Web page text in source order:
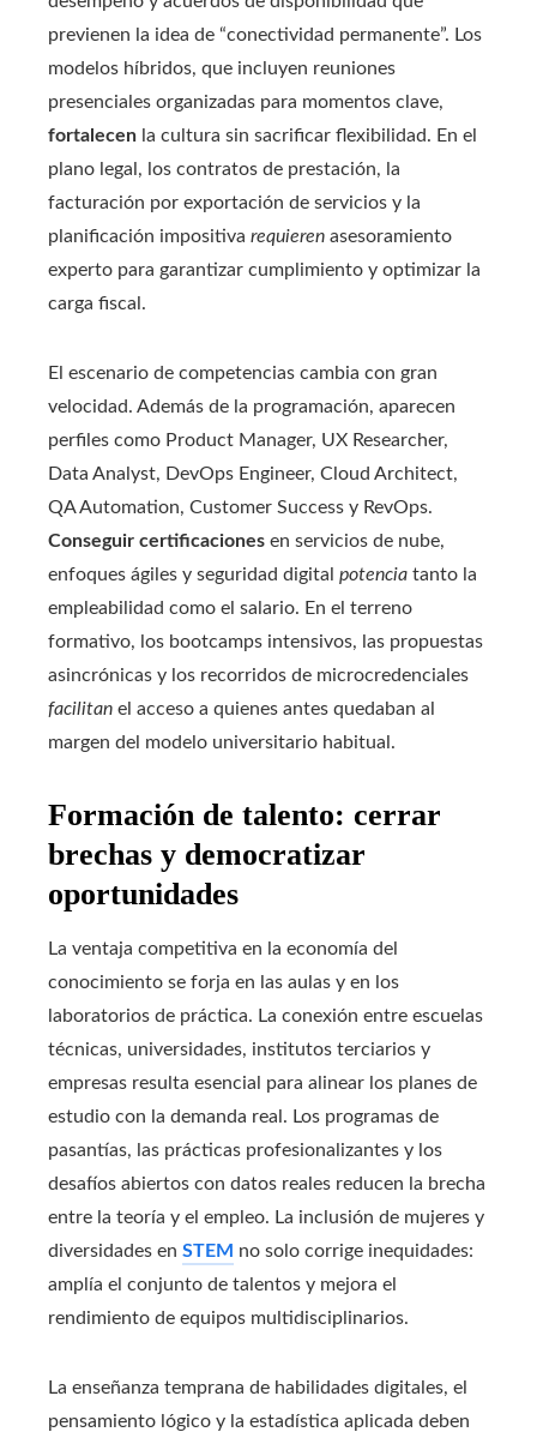
previenen la idea de “conectividad permanente”. Los
modelos híbridos, que incluyen reuniones
presenciales organizadas para momentos clave,
fortalecen la cultura sin sacrificar flexibilidad. En el
plano legal, los contratos de prestación, la
facturación por exportación de servicios y la
planificación impositiva requieren asesoramiento
experto para garantizar cumplimiento y optimizar la
carga fiscal.
El escenario de competencias cambia con gran
velocidad. Además de la programación, aparecen
perfiles como Product Manager, UX Researcher,
Data Analyst, DevOps Engineer, Cloud Architect,
QA Automation, Customer Success y RevOps.
Conseguir certificaciones en servicios de nube,
enfoques ágiles y seguridad digital potencia tanto la
empleabilidad como el salario. En el terreno
formativo, los bootcamps intensivos, las propuestas
asincrónicas y los recorridos de microcredenciales
facilitan el acceso a quienes antes quedaban al
margen del modelo universitario habitual.
Formación de talento: cerrar
brechas y democratizar
oportunidades
La ventaja competitiva en la economía del
conocimiento se forja en las aulas y en los
laboratorios de práctica. La conexión entre escuelas
técnicas, universidades, institutos terciarios y
empresas resulta esencial para alinear los planes de
estudio con la demanda real. Los programas de
pasantías, las prácticas profesionalizantes y los
desafíos abiertos con datos reales reducen la brecha
entre la teoría y el empleo. La inclusión de mujeres y
diversidades en STEM no solo corrige inequidades:
amplía el conjunto de talentos y mejora el
rendimiento de equipos multidisciplinarios.
La enseñanza temprana de habilidades digitales, el
pensamiento lógico y la estadística aplicada deben